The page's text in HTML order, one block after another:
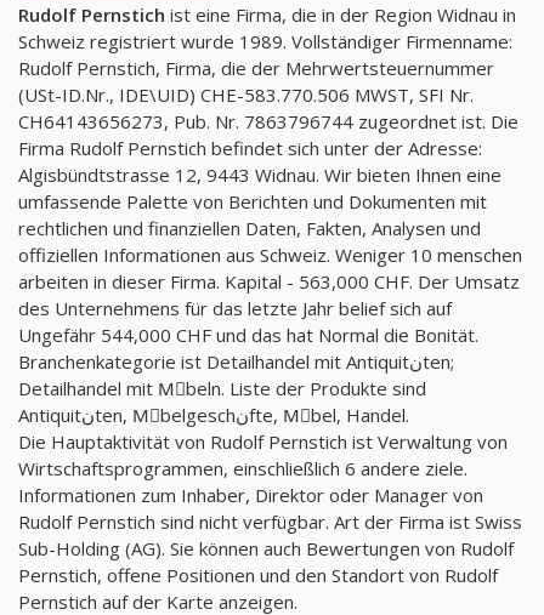
Rudolf Pernstich ist eine Firma, die in der Region Widnau in
Schweiz registriert wurde 1989. Vollständiger Firmenname:
Rudolf Pernstich, Firma, die der Mehrwertsteuernummer
(USt-ID.Nr., IDE\UID) CHE-583.770.506 MWST, SFI Nr.
CH64143656273, Pub. Nr. 7863796744 zugeordnet ist. Die
Firma Rudolf Pernstich befindet sich unter der Adresse:
Algisbündtstrasse 12, 9443 Widnau. Wir bieten Ihnen eine
umfassende Palette von Berichten und Dokumenten mit
rechtlichen und finanziellen Daten, Fakten, Analysen und
offiziellen Informationen aus Schweiz. Weniger 10 menschen
arbeiten in dieser Firma. Kapital - 563,000 CHF. Der Umsatz
des Unternehmens für das letzte Jahr belief sich auf
Ungefähr 544,000 CHF und das hat Normal die Bonität.
Branchenkategorie ist Detailhandel mit Antiquitنten;
Detailhandel mit Mِbeln. Liste der Produkte sind
Antiquitنten, Mِbelgeschنfte, Mِbel, Handel.
Die Hauptaktivität von Rudolf Pernstich ist Verwaltung von
Wirtschaftsprogrammen, einschließlich 6 andere ziele.
Informationen zum Inhaber, Direktor oder Manager von
Rudolf Pernstich sind nicht verfügbar. Art der Firma ist Swiss
Sub-Holding (AG). Sie können auch Bewertungen von Rudolf
Pernstich, offene Positionen und den Standort von Rudolf
Pernstich auf der Karte anzeigen.